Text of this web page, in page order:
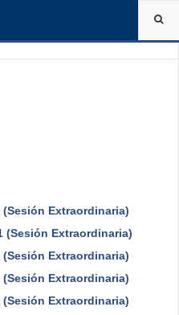
Extraordinaria)
(Sesión Extraordinaria)
Extraordinaria)
Extraordinaria)
Extraordinaria)